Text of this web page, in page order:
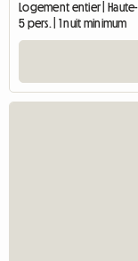
Logement entier |
5 pers. | 1 nuit minimum